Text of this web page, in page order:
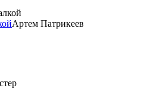
Артем Патрикеев